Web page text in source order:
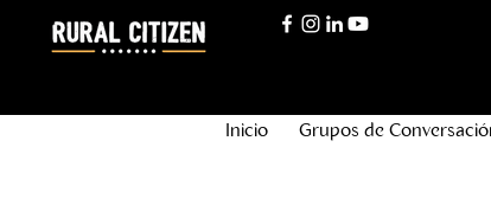
Inicio Grupos de